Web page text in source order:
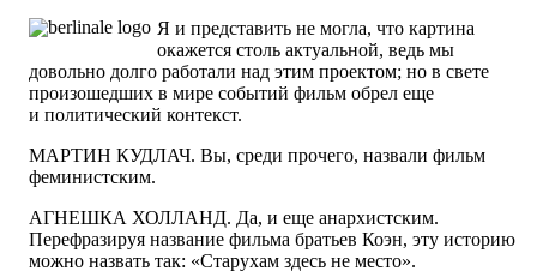
Я и представить не могла, что картина
окажется столь актуальной, ведь мы
довольно долго работали над этим проектом; но в свете
произошедших в мире событий фильм обрел еще
и политический контекст.
МАРТИН КУДЛАЧ. Вы, среди прочего, назвали фильм
феминистским.
АГНЕШКА ХОЛЛАНД. Да, и еще анархистским.
Перефразируя название фильма братьев Коэн, эту историю
можно назвать так: «Старухам здесь не место».